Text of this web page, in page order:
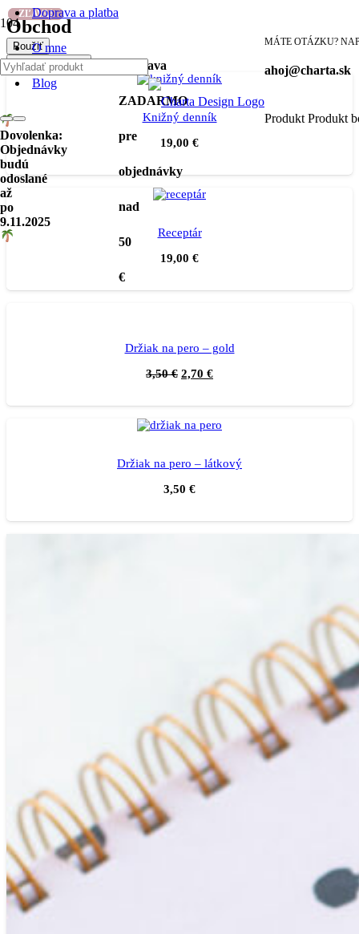
Doprava a platba
O mne
Blog
Doprava
ZADARMO
pre
objednávky
nad
50
€
MÁTE OTÁZKU?
ahoj@charta.sk
Produkt Produkt
Dovolenka:
Objednávky
budú
odoslané
až
po
9.11.2025
Obchod
Použiť
Filter produktov
Knižný denník
19,00 €
Receptár
19,00 €
ZĽAVA!
Držiak na pero – gold
3,50€ 2,70 €
Držiak na pero – látkový
3,50 €
ZĽAVA!